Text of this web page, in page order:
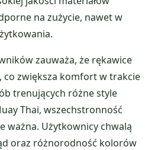
na zużycie, nawet w
zauważa, że rękawice
co zwiększa komfort w trakcie
trenujących różne style
Thai, wszechstronność
ważna. Użytkownicy chwalą
oraz różnorodność kolorów